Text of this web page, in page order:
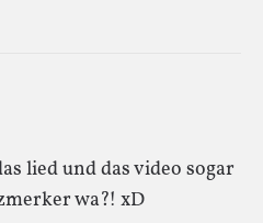
lied und das video sogar
wa?! xD